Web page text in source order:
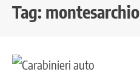
Tag: montesarchio